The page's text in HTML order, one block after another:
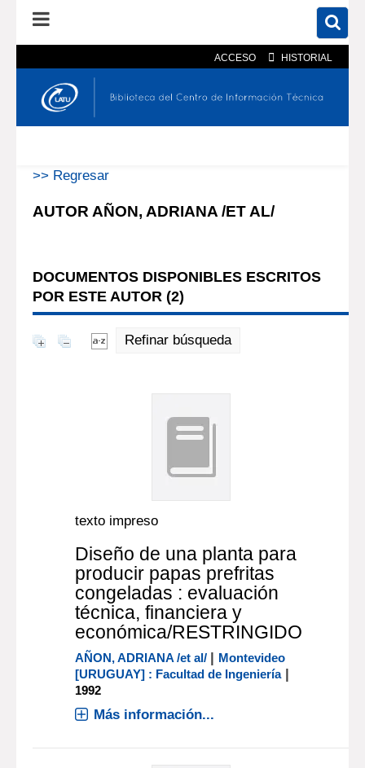
ACCESO HISTORIAL
En el catálogo En el sitio
>> Regresar
AUTOR AÑON, ADRIANA /ET AL/
DOCUMENTOS DISPONIBLES ESCRITOS
POR ESTE AUTOR (2)
Refinar búsqueda
texto impreso
Diseño de una planta para
producir papas prefritas
congeladas : evaluación
técnica, financiera y
económica/RESTRINGIDO
AÑON, ADRIANA /et al/ | Montevideo
[URUGUAY] : Facultad de Ingeniería|
1992
Más información...